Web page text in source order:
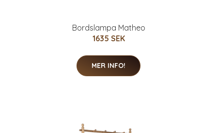
Bordslampa Matheo
1635 SEK
MER INFO!